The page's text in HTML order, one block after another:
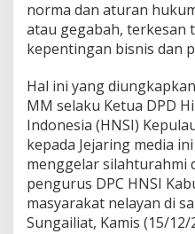
norma dan aturan
atau gegabah, terkesan
kepentingan bisnis dan
Hal ini yang
MM selaku Ketua DPD
Indonesia (HNSI)
kepada Jejaring media
menggelar silahturahmi
pengurus DPC HNSI
masyarakat nelayan di
Sungailiat, Kamis (15/12/